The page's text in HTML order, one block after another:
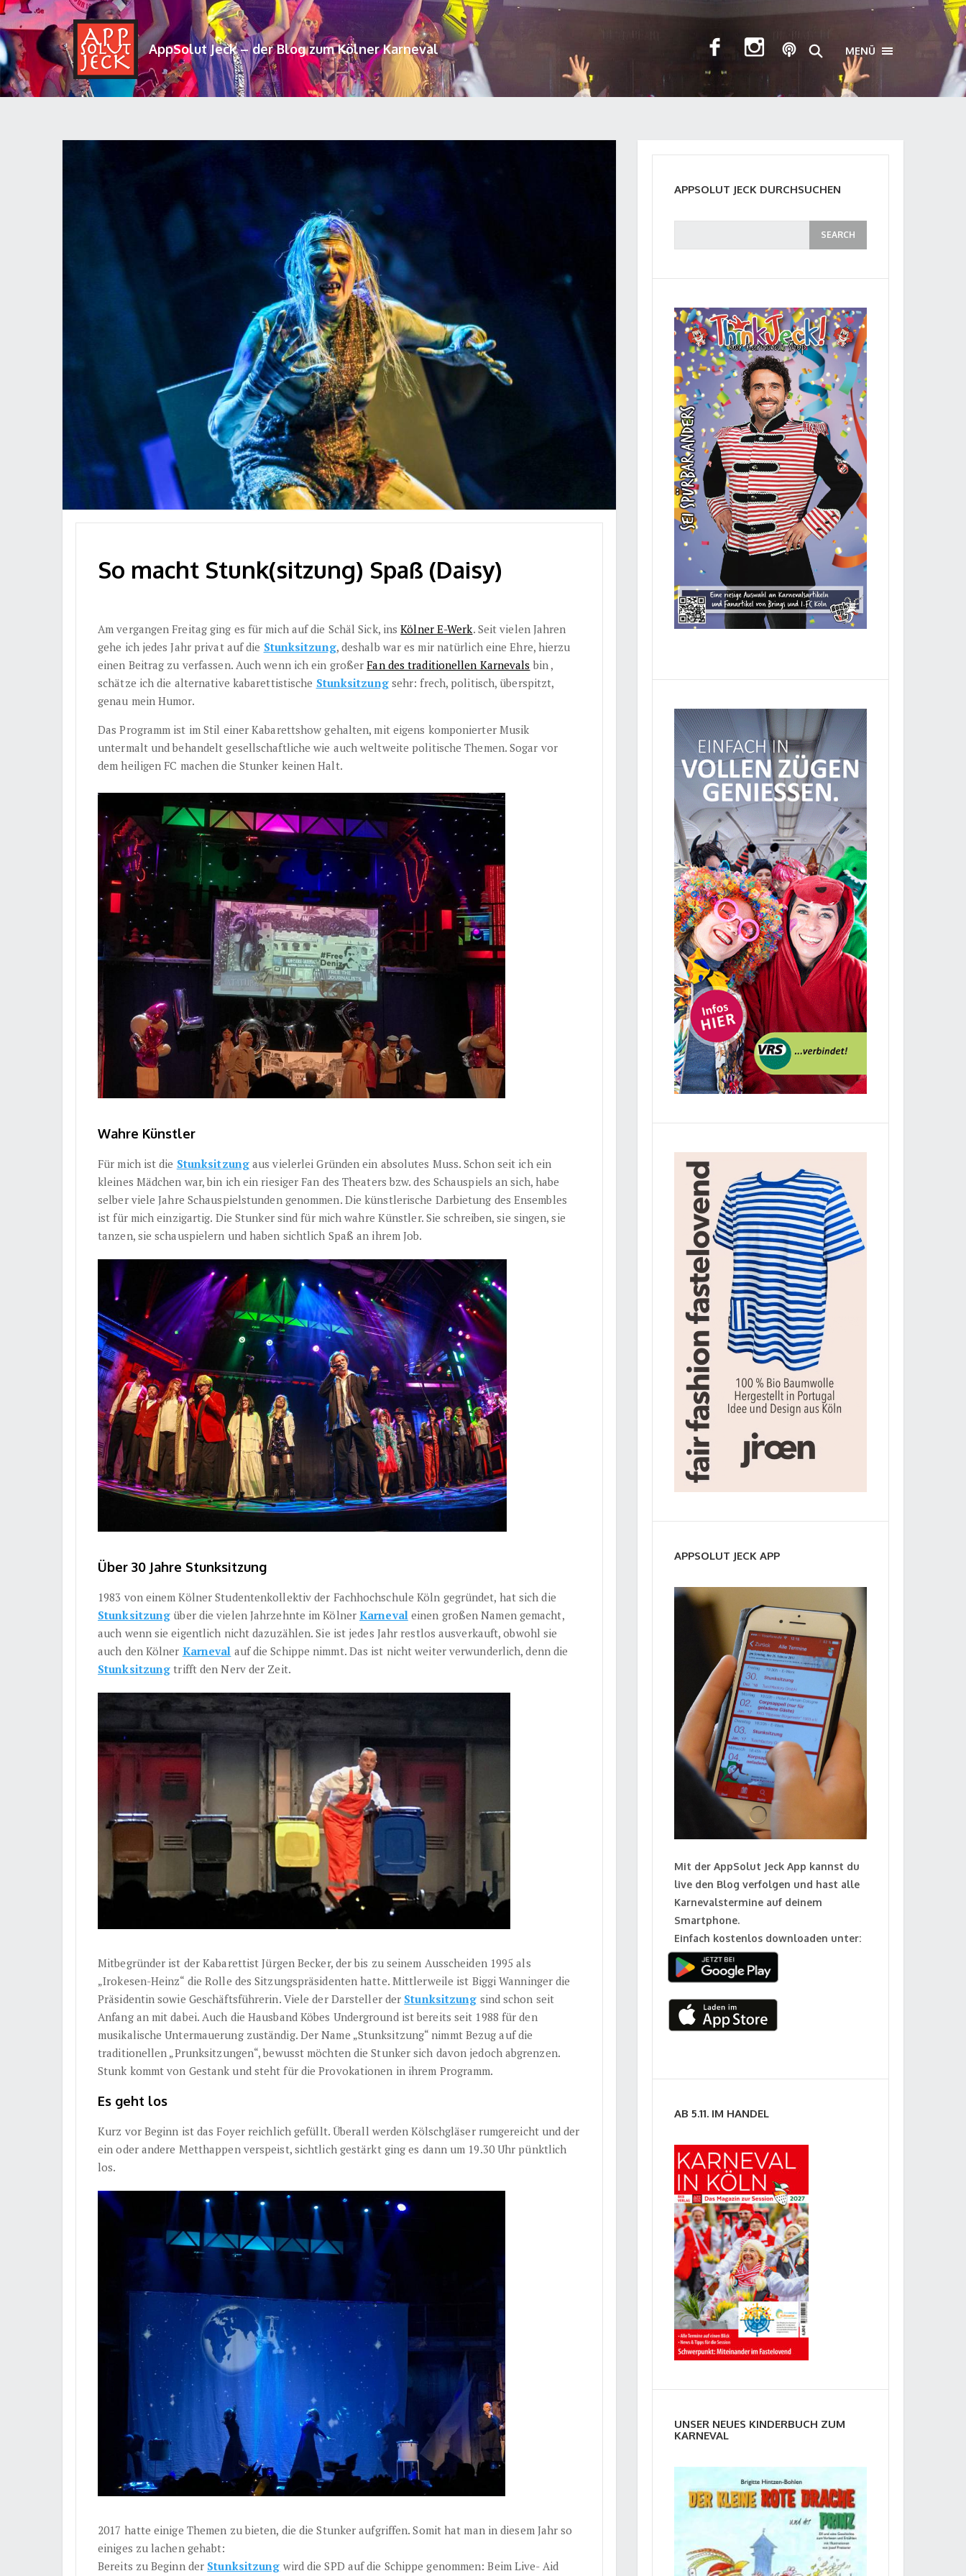
AppSolut Jeck – der Blog zum Kölner Karneval MENÜ TOGGLE
So macht Stunk(sitzung) Spaß (Daisy)
Am vergangen Freitag ging es für mich auf die Schäl Sick, insKölner E-Werk. Seit vielen Jahren
gehe ich jedes Jahr privat auf die Stunksitzung, deshalb war es mir natürlich eine Ehre, hierzu
einen Beitrag zu verfassen. Auch wenn ich ein großerFan des traditionellen Karnevals bin ,
schätze ich die alternative kabarettistische Stunksitzungsehr: frech, politisch, überspitzt,
genau mein Humor.
Das Programm ist im Stil einer Kabarettshow gehalten, mit eigens komponierter Musik
untermalt und behandelt gesellschaftliche wie auch weltweite politische Themen. Sogar vor
dem heiligen FC machen die Stunker keinen Halt.
Wahre Künstler
Für mich ist die Stunksitzungaus vielerlei Gründen ein absolutes Muss. Schon seit ich ein
kleines Mädchen war, bin ich ein riesiger Fan des Theaters bzw. des Schauspiels an sich, habe
selber viele Jahre Schauspielstunden genommen. Die künstlerische Darbietung des Ensembles
ist für mich einzigartig. Die Stunker sind für mich wahre Künstler. Sie schreiben, sie singen, sie
tanzen, sie schauspielern und haben sichtlich Spaß an ihrem Job.
Über 30 Jahre Stunksitzung
1983 von einem Kölner Studentenkollektiv der Fachhochschule Köln gegründet, hat sich die
Stunksitzung über die vielen Jahrzehnte im KölnerKarnevaleinen großen Namen gemacht,
auch wenn sie eigentlich nicht dazuzählen. Sie ist jedes Jahr restlos ausverkauft, obwohl sie
auch den Kölner Karneval auf die Schippe nimmt. Das ist nicht weiter verwunderlich, denn die
Stunksitzung trifft den Nerv der Zeit.
Mitbegründer ist der Kabarettist Jürgen Becker, der bis zu seinem Ausscheiden 1995 als
„Irokesen-Heinz“ die Rolle des Sitzungspräsidenten hatte. Mittlerweile ist Biggi Wanninger die
Präsidentin sowie Geschäftsführerin. Viele der Darsteller der Stunksitzung sind schon seit
Anfang an mit dabei. Auch die Hausband Köbes Underground ist bereits seit 1988 für den
musikalische Untermauerung zuständig. Der Name „Stunksitzung“ nimmt Bezug auf die
traditionellen „Prunksitzungen“, bewusst möchten die Stunker sich davon jedoch abgrenzen.
Stunk kommt von Gestank und steht für die Provokationen in ihrem Programm.
Es geht los
Kurz vor Beginn ist das Foyer reichlich gefüllt. Überall werden Kölschgläser rumgereicht und der
ein oder andere Metthappen verspeist, sichtlich gestärkt ging es dann um 19.30 Uhr pünktlich
los.
2017 hatte einige Themen zu bieten, die die Stunker aufgriffen. Somit hat man in diesem Jahr so
einiges zu lachen gehabt:
Bereits zu Beginn der Stunksitzung wird die SPD auf die Schippe genommen: Beim Live- Aid
APPSOLUT JECK DURCHSUCHEN
APPSOLUT JECK APP
Mit der AppSolut Jeck App kannst du
live den Blog verfolgen und hast alle
Karnevalstermine auf deinem
Smartphone.
Einfach kostenlos downloaden unter:
AB 5.11. IM HANDEL
UNSER NEUES KINDERBUCH ZUM
KARNEVAL